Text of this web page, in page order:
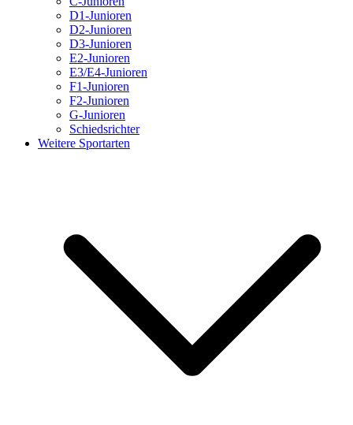
D1-Junioren
D2-Junioren
D3-Junioren
E2-Junioren
E3/E4-Junioren
F1-Junioren
F2-Junioren
G-Junioren
Schiedsrichter
Weitere Sportarten